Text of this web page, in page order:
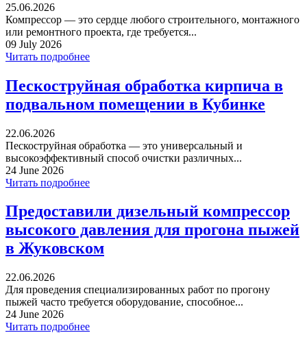
25.06.2026
Компрессор — это сердце любого строительного, монтажного
или ремонтного проекта, где требуется...
09 July 2026
Читать подробнее
Пескоструйная обработка кирпича в
подвальном помещении в Кубинке
22.06.2026
Пескоструйная обработка — это универсальный и
высокоэффективный способ очистки различных...
24 June 2026
Читать подробнее
Предоставили дизельный компрессор
высокого давления для прогона пыжей
в Жуковском
22.06.2026
Для проведения специализированных работ по прогону
пыжей часто требуется оборудование, способное...
24 June 2026
Читать подробнее